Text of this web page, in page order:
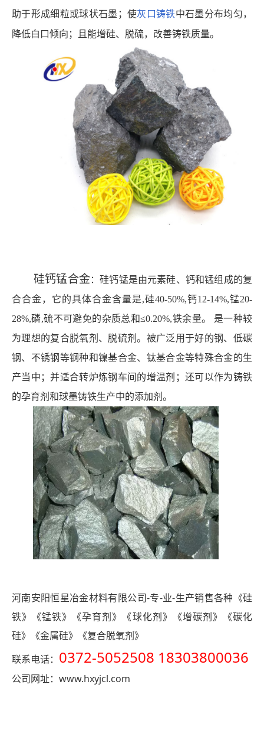
助于形成细粒或球状石墨；使灰口铸铁中石墨分布均匀，
降低白口倾向；且能增硅、脱硫，改善铸铁质量。
硅钙锰合金：硅钙锰是由元素硅、钙和锰组成的复
合合金，它的具体合金含量是,硅40-50%,钙12-14%,锰20-
28%,磷,硫不可避免的杂质总和≤0.20%,铁余量。
是一种较
为理想的复合脱氧剂、脱硫剂。被广泛用于好的钢、低碳
钢、不锈钢等钢种和镍基合金、钛基合金等特殊合金的生
产当中；并适合转炉炼钢车间的增温剂；还可以作为铸铁
的孕育剂和球墨铸铁生产中的添加剂。
河南安阳恒星冶金材料有限公司-专-业-生产销售各种《硅
铁》《锰铁》《孕育剂》《球化剂》《增碳剂》《碳化
硅》《金属硅》《复合脱氧剂》
联系电话： 0372-5052508 18303800036
公司网址： www.hxyjcl.com